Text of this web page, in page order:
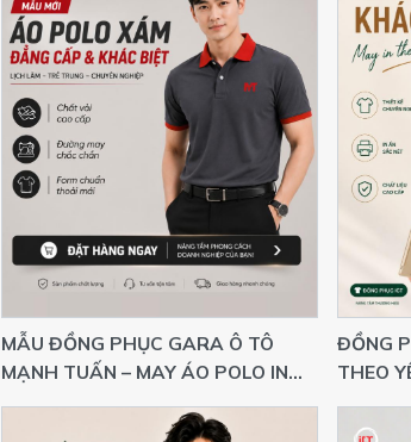
MẪU ĐỒNG PHỤC GARA Ô TÔ
MẠNH TUẤN – MAY ÁO POLO IN
ĐỒNG
THEO
GIÁ